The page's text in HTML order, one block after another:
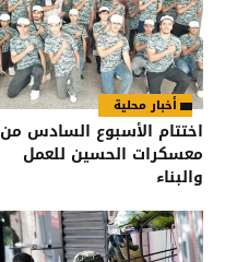
أخبار محلية
اختتام الأسبوع السادس من
معسكرات الحسين للعمل
والبناء